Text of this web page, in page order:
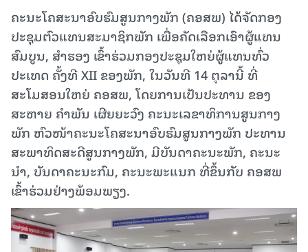
ຄະນະໂຄສະນາອົບຮົມສູນກາງພັກ (ຄອສພ) ໄດ້ຈັດກອງ
ປະຊຸມຕົວແທນສະມາຊິກພັກ ເພື່ອຄັດເລືອກເອົາຜູ້ແທນ
ສົມບູນ, ສໍາຮອງ ເຂົ້າຮ່ວມກອງປະຊຸມໃຫຍ່ຜູ້ແທນທົ່ວ
ປະເທດ ຄັ້ງທີ XII ຂອງພັກ, ໃນວັນທີ 14 ຕຸລານີ້ ທີ່
ສະໂມສອນໃຫຍ່ ຄອສພ, ໂດຍການເປັນປະທານ ຂອງ
ສະຫາຍ ຄໍາພັນ ເຜີຍຍະວົງ ຄະນະເລຂາທິການສູນກາງ
ພັກ ຫົວໜ້າຄະນະໂຄສະນາອົບຮົມສູນກາງພັກ ປະທານ
ສະພາທິດສະດີສູນກາງພັກ, ມີບັນດາຄະນະພັກ, ຄະນະ
ນໍາ, ບັນດາຄະນະກົມ, ຄະນະພະແນກ ທີ່ຂຶ້ນກັບ ຄອສພ
ເຂົ້າຮ່ວມຢ່າງພ້ອມພຽງ.